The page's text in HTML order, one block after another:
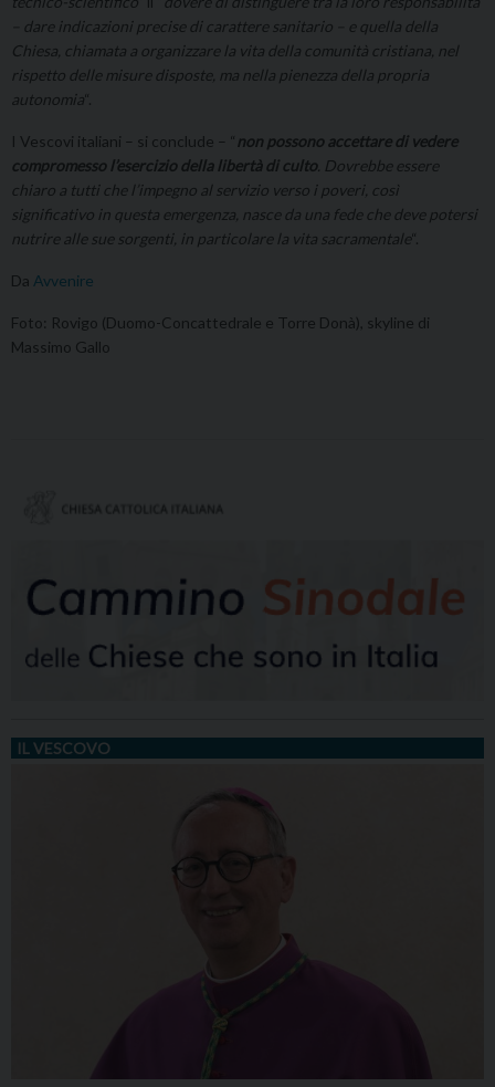
– dare indicazioni precise di carattere sanitario – e quella della
Chiesa, chiamata a organizzare la vita della comunità cristiana, nel
rispetto delle misure disposte, ma nella pienezza della propria
autonomia“.
I Vescovi italiani – si conclude – “ non possono accettare di vedere
compromesso l’esercizio della libertà di culto . Dovrebbe essere
chiaro a tutti che l’impegno al servizio verso i poveri, così
significativo in questa emergenza, nasce da una fede che deve potersi
nutrire alle sue sorgenti, in particolare la vita sacramentale“.
Da Avvenire
Foto: Rovigo (Duomo-Concattedrale e Torre Donà), skyline di
Massimo Gallo
IL VESCOVO